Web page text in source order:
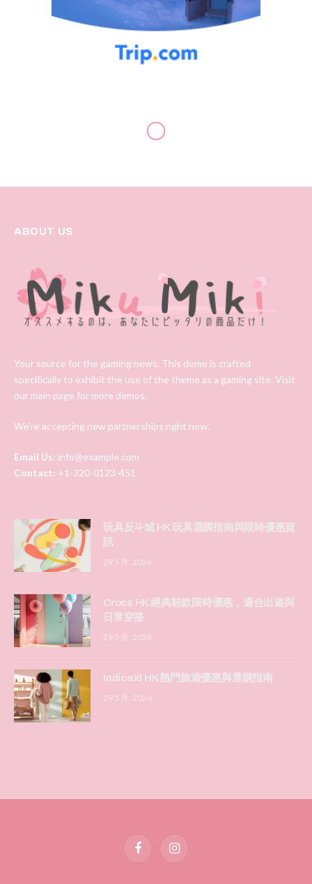
ABOUT US
Your source for the gaming news. This demo is crafted
specifically to exhibit the use of the theme as a gaming site. Visit
our main page for more demos.
We're accepting new partnerships right now.
Email Us: info@example.com
Contact: +1-320-0123-451
玩具反斗城 HK 玩具選購指南與限時優惠資
訊
29 5 月, 2026
Crocs HK 經典鞋款限時優惠，適合出遊與
日常穿搭
29 5 月, 2026
Indicaid HK 熱門旅遊優惠與選購指南
29 5 月, 2026
FacebookInstagram